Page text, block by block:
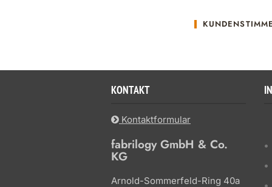
KONTAKT
Kontaktformular
fabrilogy GmbH & Co.
KG
Arnold-Sommerfeld-Ring 40a